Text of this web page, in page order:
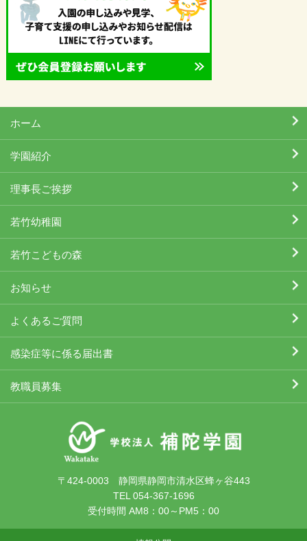
ホーム
学園紹介
理事長ご挨拶
若竹幼稚園
若竹こどもの森
お知らせ
よくあるご質問
感染症等に係る届出書
教職員募集
〒424-0003 静岡県静岡市清水区蜂ヶ谷443
TEL 054-367-1696
受付時間 AM8：00～PM5：00